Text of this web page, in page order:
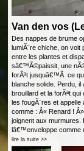
Van den vos
Des nappes de brume
lumiÃ¨re chiche, on
entre les plantes et
sâ€™Ã©paissit, une
forÃªt jusquâ€™Ã ce
blanche solide. Perdu,
brouillard et la forÃªt
les fougÃ¨res et
comme : Â« Renard !
joignent aux murmures.
lâ€™enveloppe comme
lire la suite >>